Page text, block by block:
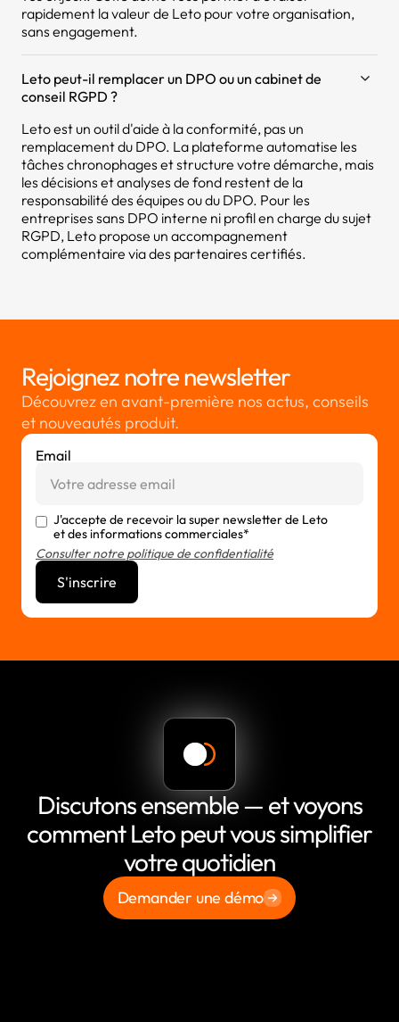
rapidement la valeur de Leto pour votre organisation,
sans engagement.
Leto peut-il remplacer un DPO ou un cabinet de
conseil RGPD ?
Leto est un outil d'aide à la conformité, pas un
remplacement du DPO. La plateforme automatise les
tâches chronophages et structure votre démarche, mais
les décisions et analyses de fond restent de la
responsabilité des équipes ou du DPO. Pour les
entreprises sans DPO interne ni profil en charge du sujet
RGPD, Leto propose un accompagnement
complémentaire via des partenaires certifiés.
Rejoignez notre newsletter
Découvrez en avant-première nos actus, conseils
et nouveautés produit.
Email
J'accepte de recevoir la super newsletter de Leto
et des informations commerciales*
Consulter notre politique de confidentialité
Discutons ensemble — et voyons
comment Leto peut vous simplifier
votre quotidien
Demander une démo